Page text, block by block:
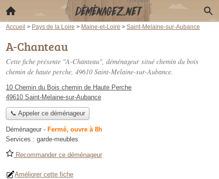
Accueil > Pays de la Loire > Maine-et-Loire > Saint-Melaine-sur-Aubance
A-Chanteau
Cette fiche présente "A-Chanteau", déménageur situé chemin du bois
chemin de haute perche, 49610 Saint-Melaine-sur-Aubance.
10 Chemin du Bois chemin de Haute Perche
49610 Saint-Melaine-sur-Aubance
📞 Appeler ce déménageur
Déménageur - Fermé, ouvre à 8h
Services : garde-meubles
Recommander ce déménageur
Améliorer cette fiche